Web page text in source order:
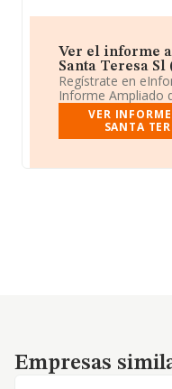
Ver el informe
Santa Teresa Sl
Regístrate en
Informe Ampliado
VER
SANTA
Empresas similares
Empresas